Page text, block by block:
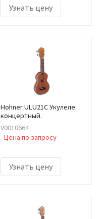
Узнать цену
Hohner ULU21C Укулеле
концертный.
V0010664
Цена по запросу
Узнать цену